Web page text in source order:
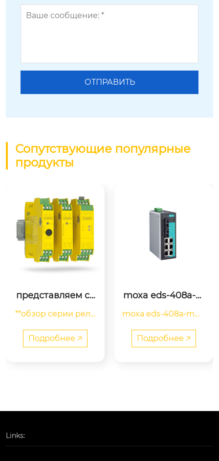
Сопутствующие популярные
продукты
представляем се
contact
**обзор серии реле
серия реле **phoeni
x contact** известна
кого спектра промы
Подробнее 🡥
moxa eds-408a-m
moxa eds-408a-mm-
иально для промыш
ленных приложени
Подробнее 🡥
Links: